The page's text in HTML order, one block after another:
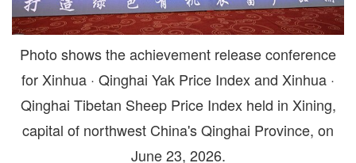
Photo shows the achievement release conference
for Xinhua · Qinghai Yak Price Index and Xinhua ·
Qinghai Tibetan Sheep Price Index held in Xining,
capital of northwest China's Qinghai Province, on
June 23, 2026.